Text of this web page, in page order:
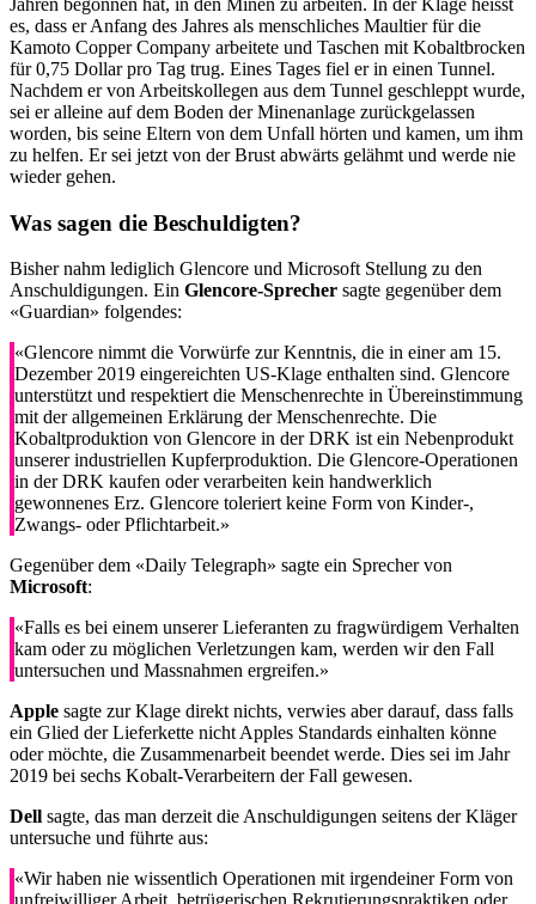
Jahren begonnen hat, in den Minen zu arbeiten. In der Klage heisst
es, dass er Anfang des Jahres als menschliches Maultier für die
Kamoto Copper Company arbeitete und Taschen mit Kobaltbrocken
für 0,75 Dollar pro Tag trug. Eines Tages fiel er in einen Tunnel.
Nachdem er von Arbeitskollegen aus dem Tunnel geschleppt wurde,
sei er alleine auf dem Boden der Minenanlage zurückgelassen
worden, bis seine Eltern von dem Unfall hörten und kamen, um ihm
zu helfen. Er sei jetzt von der Brust abwärts gelähmt und werde nie
wieder gehen.
Was sagen die Beschuldigten?
Bisher nahm lediglich Glencore und Microsoft Stellung zu den
Anschuldigungen. Ein Glencore-Sprecher sagte gegenüber dem
«Guardian» folgendes:
«Glencore nimmt die Vorwürfe zur Kenntnis, die in einer am 15.
Dezember 2019 eingereichten US-Klage enthalten sind. Glencore
unterstützt und respektiert die Menschenrechte in Übereinstimmung
mit der allgemeinen Erklärung der Menschenrechte. Die
Kobaltproduktion von Glencore in der DRK ist ein Nebenprodukt
unserer industriellen Kupferproduktion. Die Glencore-Operationen
in der DRK kaufen oder verarbeiten kein handwerklich
gewonnenes Erz. Glencore toleriert keine Form von Kinder-,
Zwangs- oder Pflichtarbeit.»
Gegenüber dem «Daily Telegraph» sagte ein Sprecher von
Microsoft:
«Falls es bei einem unserer Lieferanten zu fragwürdigem Verhalten
kam oder zu möglichen Verletzungen kam, werden wir den Fall
untersuchen und Massnahmen ergreifen.»
Apple sagte zur Klage direkt nichts, verwies aber darauf, dass falls
ein Glied der Lieferkette nicht Apples Standards einhalten könne
oder möchte, die Zusammenarbeit beendet werde. Dies sei im Jahr
2019 bei sechs Kobalt-Verarbeitern der Fall gewesen.
Dell sagte, das man derzeit die Anschuldigungen seitens der Kläger
untersuche und führte aus:
«Wir haben nie wissentlich Operationen mit irgendeiner Form von